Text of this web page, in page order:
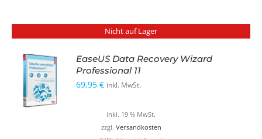
Nicht auf Lager
EaseUS Data Recovery Wizard
Professional 11
69,95€ inkl. MwSt.
inkl. 19 % MwSt.
zzgl. Versandkosten